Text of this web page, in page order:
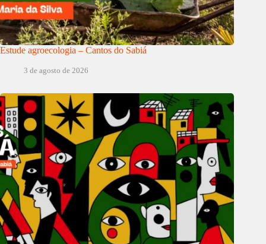
Estude agroecologia – Cantos do Sabiá
3 de agosto de 2026